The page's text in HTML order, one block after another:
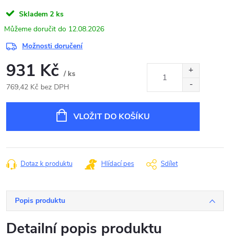
Skladem 2 ks
12.08.2026
Možnosti doručení
931 Kč / ks
769,42 Kč bez DPH
VLOŽIT DO KOŠÍKU
Dotaz k produktu Hlídací pes Sdílet
Popis produktu
Detailní popis produktu